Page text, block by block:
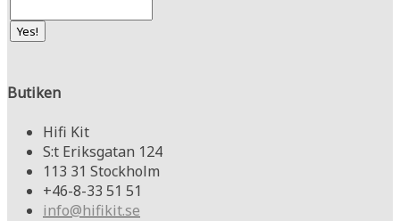
Butiken
Hifi Kit
S:t Eriksgatan 124
113 31 Stockholm
+46-8-33 51 51
info@hifikit.se